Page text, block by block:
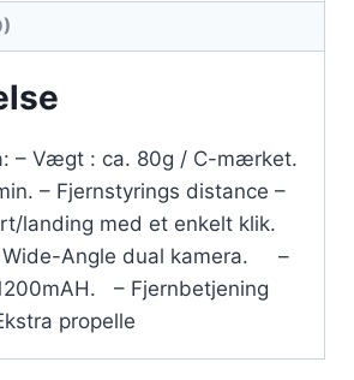
– Vægt : ca. 80g / C-mærket.
– Fjernstyrings distance –
landing med et enkelt klik.
Wide-Angle dual kamera. –
– Fjernbetjening
propelle